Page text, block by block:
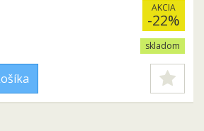
AKCIA
-22%
skladom